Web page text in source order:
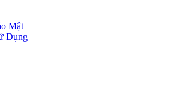
Mật
Dụng